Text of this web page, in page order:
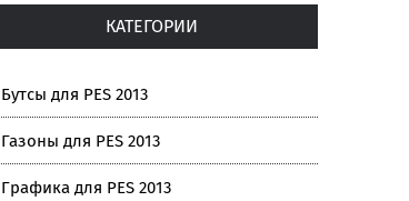
КАТЕГОРИИ
Бутсы для PES 2013
Газоны для PES 2013
Графика для PES 2013